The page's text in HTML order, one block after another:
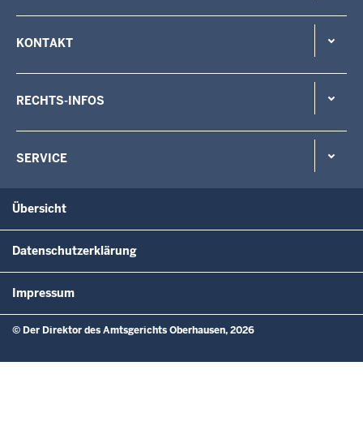
KONTAKT
RECHTS-INFOS
SERVICE
Übersicht
Datenschutzerklärung
Impressum
© Der Direktor des Amtsgerichts Oberhausen, 2026